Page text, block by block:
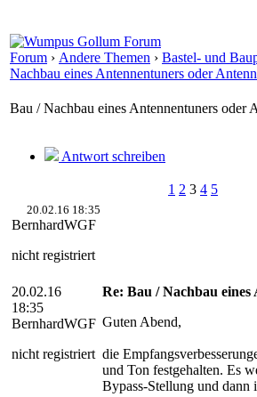
Forum › Andere Themen › Bastel- und
Nachbau eines Antennentuners oder
Bau / Nachbau eines Antennentuners oder
Antwort schreiben
1 2 3 4 5
20.02.16 18:35
BernhardWGF
nicht registriert
20.02.16
18:35
BernhardWGF
nicht registriert
Re: Bau / Nachbau
Guten Abend,
die
und Ton festgehalten. Es
Bypass-Stellung und dann